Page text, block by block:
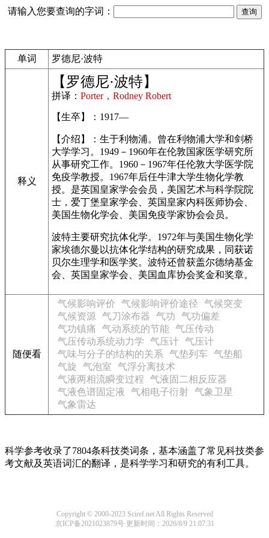
请输入您要查询的字词：
单词 罗德尼·波特
释义
【罗德尼·波特】
拼译： Porter，Rodney Robert
【生卒】：1917—
【介绍】：生于利物浦。曾在利物浦大学和剑桥
大学学习。1949－1960年在伦敦国家医学研究所
从事研究工作。1960－1967年任伦敦大学医学院
免疫学教授。1967年后任牛津大学生物化学教
授。是英国皇家学会会员，美国艺术与科学院院
士，爱丁堡皇家学会、英国皇家内科医师协会、
美国生物化学会、美国免疫学家协会会员。
波特主要研究抗体化学。1972年与美国生物化学
家埃德尔曼以抗体化学结构的研究成果，同获诺
贝尔生理学和医学奖。波特还曾获盖尔德纳基金
会、英国皇家学会、美国血库协会奖金和奖章。
随便看
气候影响评价 气候影响评价途径
气候突变
气候资源
气刀涂布器 气功
气功偏差
气功镇痛
气动系统的节能 气压传动
气压传动系统动力学
气压计 气压计
气味与分子的结构的关系
气垫列车
气垫船
气旋
气泡室
气浮分离技术
气液两相流瞬变过程
气液固二相反应器
气液色谱固定液
气相电子衍射 气象卫星
气象雷达
科学参考收录了7804条科技类词条，基本涵盖了常见科技类参
考文献及英语词汇的翻译，是科学学习和研究的有利工具。
Copyright © 2000-2023 Sciref.net All Rights Reserved
京ICP备2021023879号更新时间：2026/8/9 21:07:31